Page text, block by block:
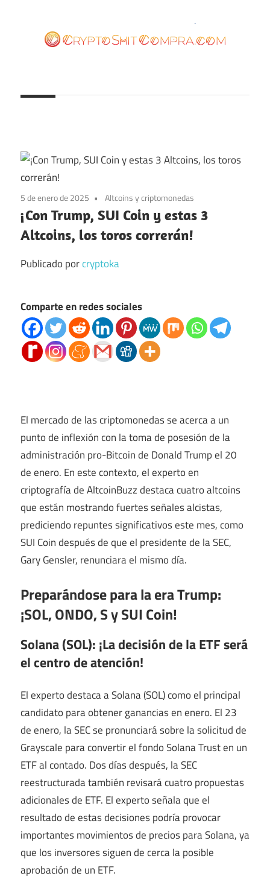
contenido
5 de enero de 2025 Altcoins y criptomonedas
¡Con Trump, SUI Coin y estas 3
Altcoins, los toros correrán!
Publicado porcryptoka
Comparte en redes sociales
El mercado de las criptomonedas se acerca a un
punto de inflexión con la toma de posesión de la
administración pro-Bitcoin de Donald Trump el 20
de enero. En este contexto, el experto en
criptografía de AltcoinBuzz destaca cuatro altcoins
que están mostrando fuertes señales alcistas,
prediciendo repuntes significativos este mes, como
SUI Coin después de que el presidente de la SEC,
Gary Gensler, renunciara el mismo día.
Preparándose para la era Trump:
¡SOL, ONDO, S y SUI Coin!
Solana (SOL): ¡La decisión de la ETF será
el centro de atención!
El experto destaca a Solana (SOL) como el principal
candidato para obtener ganancias en enero. El 23
de enero, la SEC se pronunciará sobre la solicitud de
Grayscale para convertir el fondo Solana Trust en un
ETF al contado. Dos días después, la SEC
reestructurada también revisará cuatro propuestas
adicionales de ETF. El experto señala que el
resultado de estas decisiones podría provocar
importantes movimientos de precios para Solana, ya
que los inversores siguen de cerca la posible
aprobación de un ETF.